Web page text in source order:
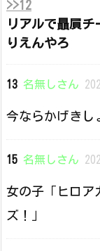
>>12
リアルで贔屓
りえんやろ
13 名無しさん
今ならかげきし
15 名無しさん
女の子「ヒロア
ズ！」